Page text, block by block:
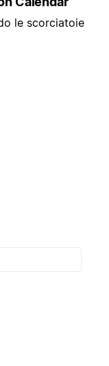
le scorciatoie